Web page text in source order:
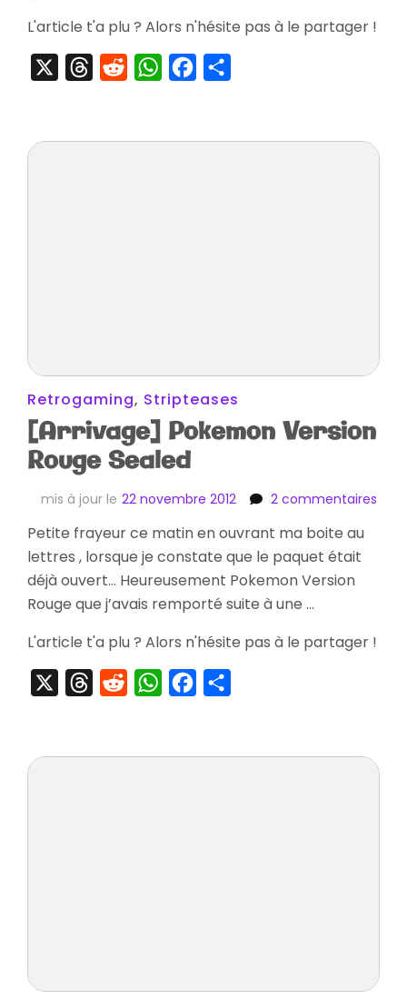
L'article t'a plu ? Alors n'hésite pas à le partager !
ThreadsRedditWhatsAppFacebook
Retrogaming, Stripteases
[Arrivage] Pokemon Version
Rouge Sealed
mis à jour le 22 novembre 2012 2 commentaires
Petite frayeur ce matin en ouvrant ma boite au
lettres , lorsque je constate que le paquet était
déjà ouvert… Heureusement Pokemon Version
Rouge que j’avais remporté suite à une …
L'article t'a plu ? Alors n'hésite pas à le partager !
ThreadsRedditWhatsAppFacebook